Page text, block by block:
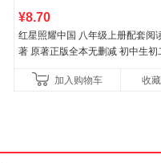
¥8.70
红星照耀中国 八年级上册配套阅
著 原著正版全本无删减 初中生初
加入购物车
收藏